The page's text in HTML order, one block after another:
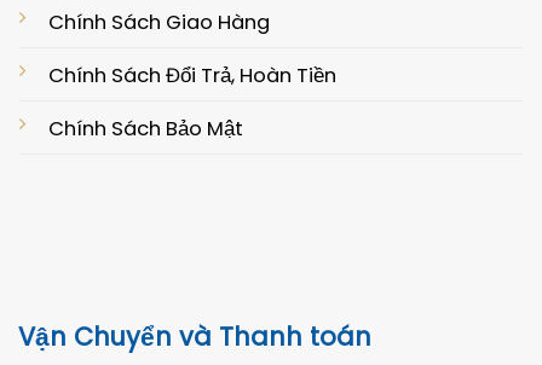
Chính Sách Giao Hàng
Chính Sách Đổi Trả, Hoàn Tiền
Chính Sách Bảo Mật
Vận Chuyển và Thanh toán